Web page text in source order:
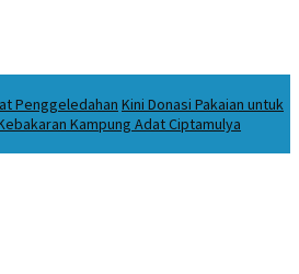
Penggeledahan Kini Donasi Pakaian untuk
Kampung Adat Ciptamulya